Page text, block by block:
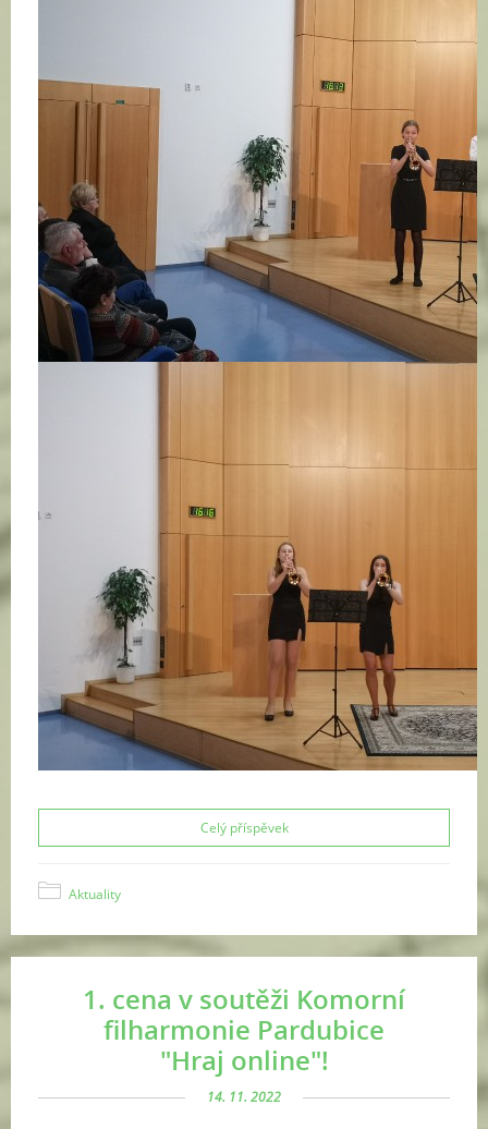
Celý příspěvek
Aktuality
1. cena v soutěži Komorní
filharmonie Pardubice
"Hraj online"!
14. 11. 2022